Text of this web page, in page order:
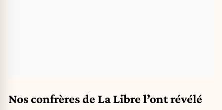
Nos confrères de La Libre l’ont révélé